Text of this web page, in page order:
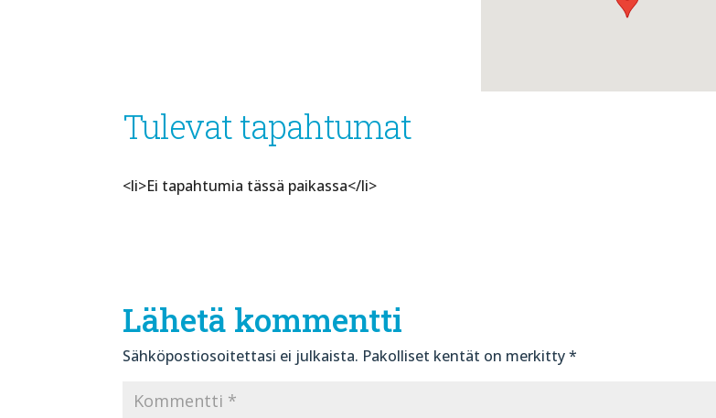
Tulevat tapahtumat
<li>Ei tapahtumia tässä paikassa</li>
Lähetä kommentti
Sähköpostiosoitettasi ei julkaista. Pakolliset kentät on merkitty*